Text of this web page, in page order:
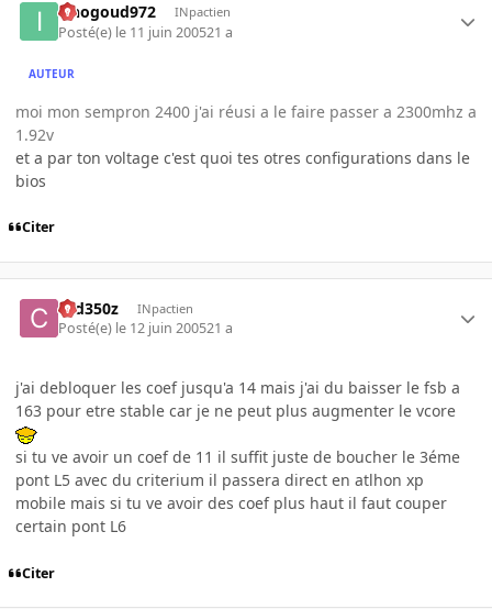
iznogoud972 INpactien
Posté(e) le 11 juin 200521 a
AUTEUR
moi mon sempron 2400 j'ai réusi a le faire passer a 2300mhz a
1.92v
et a par ton voltage c'est quoi tes otres configurations dans le
bios
Citer
ced350z INpactien
Posté(e) le 12 juin 200521 a
j'ai debloquer les coef jusqu'a 14 mais j'ai du baisser le fsb a
163 pour etre stable car je ne peut plus augmenter le vcore
si tu ve avoir un coef de 11 il suffit juste de boucher le 3éme
pont L5 avec du criterium il passera direct en atlhon xp
mobile mais si tu ve avoir des coef plus haut il faut couper
certain pont L6
Citer